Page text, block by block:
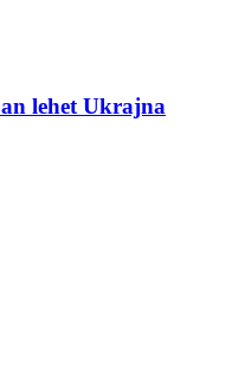
lehet Ukrajna